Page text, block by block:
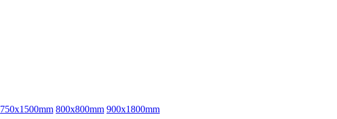
750x1500mm 800x800mm 900x1800mm